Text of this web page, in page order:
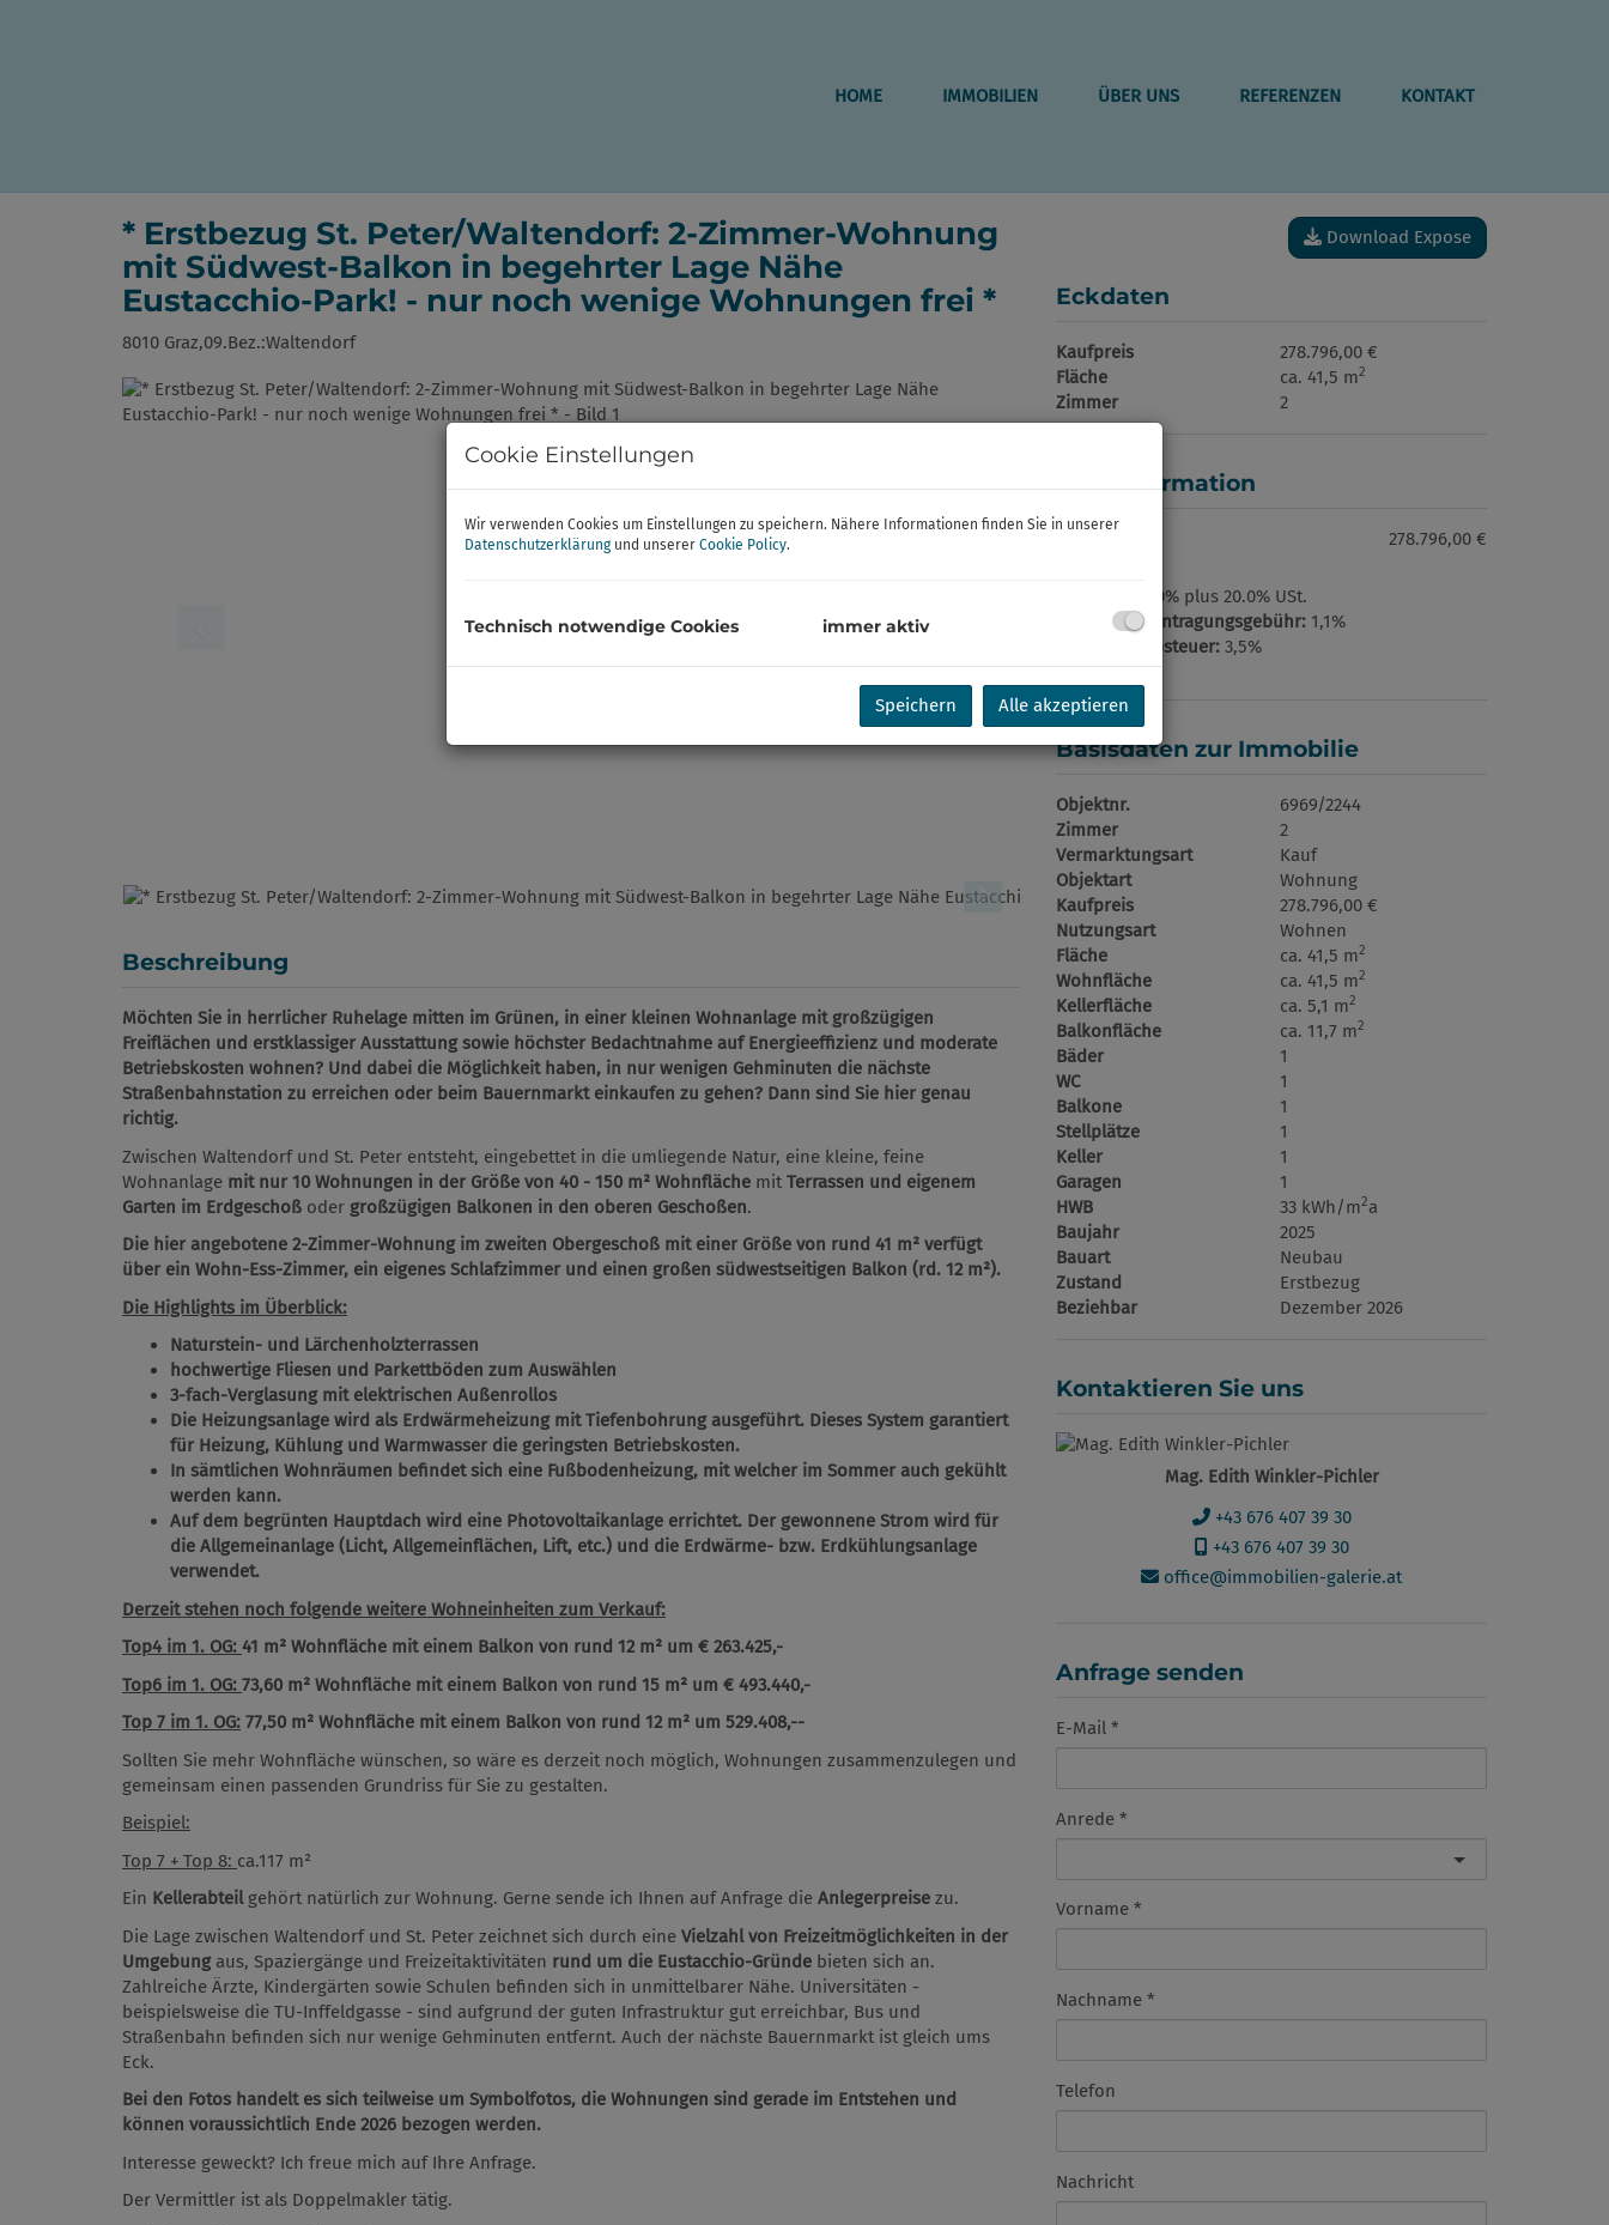
HOME IMMOBILIEN ÜBER UNS REFERENZEN KONTAKT
* Erstbezug St. Peter/Waltendorf: 2-Zimmer-Wohnung
mit Südwest-Balkon in begehrter Lage Nähe
Eustacchio-Park! - nur noch wenige Wohnungen frei *
8010 Graz,09.Bez.:Waltendorf
Beschreibung
Möchten Sie in herrlicher Ruhelage mitten im Grünen, in einer kleinen Wohnanlage mit großzügigen
Freiflächen und erstklassiger Ausstattung sowie höchster Bedachtnahme auf Energieeffizienz und moderate
Betriebskosten wohnen? Und dabei die Möglichkeit haben, in nur wenigen Gehminuten die nächste
Straßenbahnstation zu erreichen oder beim Bauernmarkt einkaufen zu gehen? Dann sind Sie hier genau
richtig.
Zwischen Waltendorf und St. Peter entsteht, eingebettet in die umliegende Natur, eine kleine, feine
Wohnanlage mit nur 10 Wohnungen in der Größe von 40 - 150 m² Wohnfläche mit Terrassen und eigenem
Garten im Erdgeschoß oder großzügigen Balkonen in den oberen Geschoßen.
Die hier angebotene 2-Zimmer-Wohnung im zweiten Obergeschoß mit einer Größe von rund 41 m² verfügt
über ein Wohn-Ess-Zimmer, ein eigenes Schlafzimmer und einen großen südwestseitigen Balkon (rd. 12 m²).
Die Highlights im Überblick:
Naturstein- und Lärchenholzterrassen
hochwertige Fliesen und Parkettböden zum Auswählen
3-fach-Verglasung mit elektrischen Außenrollos
Die Heizungsanlage wird als Erdwärmeheizung mit Tiefenbohrung ausgeführt. Dieses System garantiert
für Heizung, Kühlung und Warmwasser die geringsten Betriebskosten.
In sämtlichen Wohnräumen befindet sich eine Fußbodenheizung, mit welcher im Sommer auch gekühlt
werden kann.
Auf dem begrünten Hauptdach wird eine Photovoltaikanlage errichtet. Der gewonnene Strom wird für
die Allgemeinanlage (Licht, Allgemeinflächen, Lift, etc.) und die Erdwärme- bzw. Erdkühlungsanlage
verwendet.
Derzeit stehen noch folgende weitere Wohneinheiten zum Verkauf:
Top4 im 1. OG: 41 m² Wohnfläche mit einem Balkon von rund 12 m² um € 263.425,-
Top6 im 1. OG: 73,60 m² Wohnfläche mit einem Balkon von rund 15 m² um € 493.440,-
Top 7 im 1. OG: 77,50 m² Wohnfläche mit einem Balkon von rund 12 m² um 529.408,--
Sollten Sie mehr Wohnfläche wünschen, so wäre es derzeit noch möglich, Wohnungen zusammenzulegen und
gemeinsam einen passenden Grundriss für Sie zu gestalten.
Beispiel:
Top 7 + Top 8: ca.117 m²
Ein Kellerabteilgehört natürlich zur Wohnung. Gerne sende ich Ihnen auf Anfrage die Anlegerpreise zu.
Die Lage zwischen Waltendorf und St. Peter zeichnet sich durch eine Vielzahl von Freizeitmöglichkeiten in der
Umgebung aus, Spaziergänge und Freizeitaktivitäten rund um die Eustacchio-Gründe bieten sich an.
Zahlreiche Ärzte, Kindergärten sowie Schulen befinden sich in unmittelbarer Nähe. Universitäten -
beispielsweise die TU-Inffeldgasse - sind aufgrund der guten Infrastruktur gut erreichbar, Bus und
Straßenbahn befinden sich nur wenige Gehminuten entfernt. Auch der nächste Bauernmarkt ist gleich ums
Eck.
Bei den Fotos handelt es sich teilweise um Symbolfotos, die Wohnungen sind gerade im Entstehen und
können voraussichtlich Ende 2026 bezogen werden.
Interesse geweckt? Ich freue mich auf Ihre Anfrage.
Der Vermittler ist als Doppelmakler tätig.
Download Expose
Eckdaten
Kaufpreis
278.796,00 €
Fläche
ca. 41,5 m2
Zimmer 2
Preisinformation
278.796,00 €
3.0% plus 20.0% USt.
Grundbucheintragungsgebühr: 1,1%
Grunderwerbsteuer: 3,5%
Basisdaten zur Immobilie
Objektnr.
6969/2244
Zimmer
2
Vermarktungsart
Kauf
Objektart
Wohnung
Kaufpreis
278.796,00 €
Nutzungsart
Wohnen
Fläche
ca. 41,5 m2
Wohnfläche ca. 41,5 m2
Kellerfläche ca. 5,1 m2
Balkonfläche ca. 11,7 m2
Bäder
1
WC
1
Balkone
1
Stellplätze
1
Keller
1
Garagen
1
HWB
33 kWh/m2a
Baujahr
2025
Bauart
Neubau
Zustand
Erstbezug
Beziehbar
Dezember 2026
Kontaktieren Sie uns
Mag. Edith Winkler-Pichler
+43 676 407 39 30
+43 676 407 39 30
office@immobilien-galerie.at
Anfrage senden
E-Mail
Anrede
Vorname
Nachname
Telefon
Nachricht
Cookie Einstellungen
Wir verwenden Cookies um Einstellungen zu speichern. Nähere Informationen finden Sie in unserer
Datenschutzerklärung und unserer Cookie Policy.
Technisch notwendige Cookies immer aktiv
Speichern Alle akzeptieren